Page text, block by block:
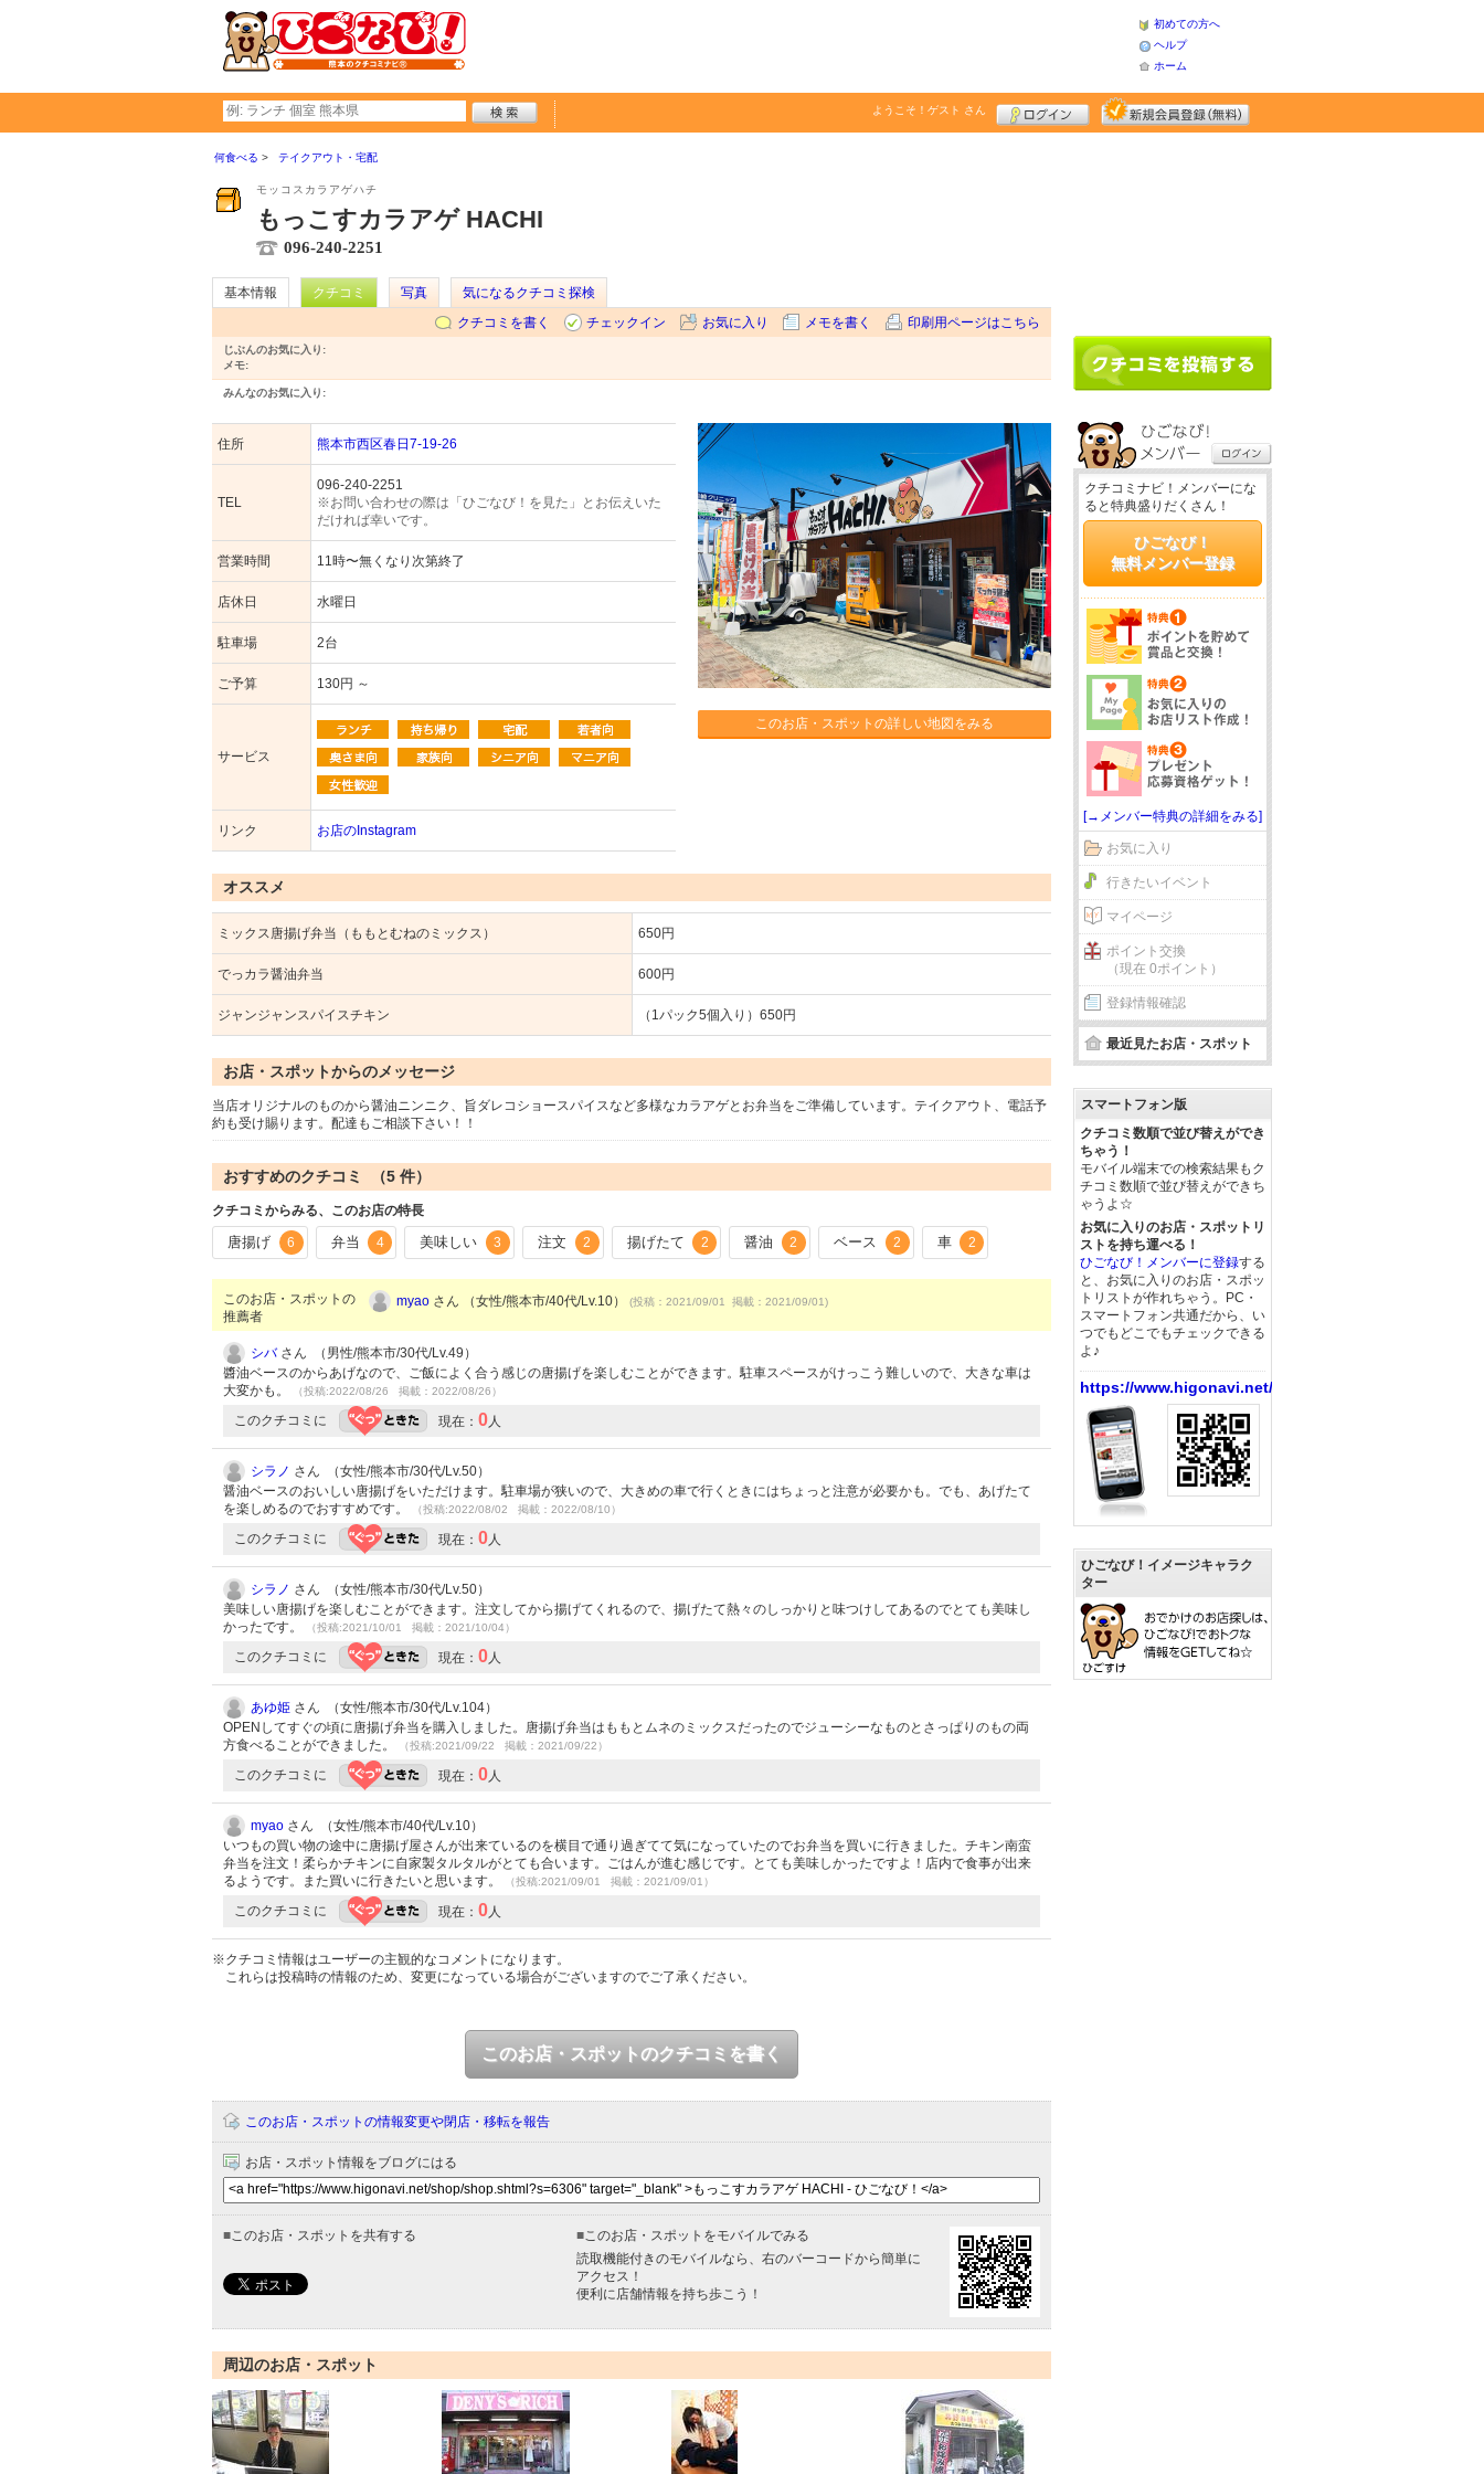
初めての方へ
ヘルプ
ホーム
ようこそ！ ゲスト さん
何食べる テイクアウト・宅配
モッコスカラアゲハチ
もっこすカラアゲ HACHI
096-240-2251
基本情報 クチコミ 写真
気になるクチコミ探検
クチコミを書く
チェックイン お気に入り メモを書く 印刷用ページはこちら
じぶんのお気に入り:
メモ:
みんなのお気に入り:
住所 熊本市西区春日7-19-26
TEL
096-240-2251
※お問い合わせの際は「ひごなび！を見た」とお伝えいた
だければ幸いです。
営業時間 11時〜無くなり次第終了
店休日 水曜日
駐車場 2台
ご予算 130円 ～
サービス
リンク お店のInstagram
このお店・スポットの詳しい地図をみる
オススメ
ミックス唐揚げ弁当（ももとむねのミックス） 650円
でっカラ醤油弁当 600円
ジャンジャンスパイスチキン （1パック5個入り）650円
お店・スポットからのメッセージ
当店オリジナルのものから醤油ニンニク、旨ダレコショースパイスなど多様なカラアゲとお弁当をご準備しています。テイクアウト、電話予
約も受け賜ります。配達もご相談下さい！！
おすすめのクチコミ （5 件）
クチコミからみる、このお店の特長
唐揚げ 6 弁当 4 美味しい 3 注文 2 揚げたて 2 醤油 2 ベース 2 車 2
このお店・スポットの
推薦者
myao さん （女性/熊本市/40代/Lv.10） (投稿：2021/09/01 掲載：2021/09/01)
シバさん （男性/熊本市/30代/Lv.49）
醬油ベースのからあげなので、ご飯によく合う感じの唐揚げを楽しむことができます。駐車スペースがけっこう難しいので、大きな車は
大変かも。
（投稿:2022/08/26 掲載：2022/08/26）
このクチコミに 現在： 0 人
シラノ さん （女性/熊本市/30代/Lv.50）
醤油ベースのおいしい唐揚げをいただけます。駐車場が狭いので、大きめの車で行くときにはちょっと注意が必要かも。でも、あげたて
を楽しめるのでおすすめです。
（投稿:2022/08/02 掲載：2022/08/10）
このクチコミに 現在： 0 人
シラノ さん （女性/熊本市/30代/Lv.50）
美味しい唐揚げを楽しむことができます。注文してから揚げてくれるので、揚げたて熱々のしっかりと味つけしてあるのでとても美味し
かったです。
（投稿:2021/10/01 掲載：2021/10/04）
このクチコミに 現在： 0 人
あゆ姫 さん （女性/熊本市/30代/Lv.104）
OPENしてすぐの頃に唐揚げ弁当を購入しました。唐揚げ弁当はももとムネのミックスだったのでジューシーなものとさっぱりのもの両
方食べることができました。
（投稿:2021/09/22 掲載：2021/09/22）
このクチコミに 現在： 0 人
myao さん （女性/熊本市/40代/Lv.10）
いつもの買い物の途中に唐揚げ屋さんが出来ているのを横目で通り過ぎてて気になっていたのでお弁当を買いに行きました。チキン南蛮
弁当を注文！柔らかチキンに自家製タルタルがとても合います。ごはんが進む感じです。とても美味しかったですよ！店内で食事が出来
るようです。また買いに行きたいと思います。
（投稿:2021/09/01 掲載：2021/09/01）
このクチコミに 現在： 0 人
※クチコミ情報はユーザーの主観的なコメントになります。
これらは投稿時の情報のため、変更になっている場合がございますのでご了承ください。
このお店・スポットのクチコミを書く
このお店・スポットの情報変更や閉店・移転を報告
お店・スポット情報をブログにはる
■ このお店・スポットを共有する ■ このお店・スポットをモバイルでみる
読取機能付きのモバイルなら、右のバーコードから簡単に
アクセス！
便利に店舗情報を持ち歩こう！
周辺のお店・スポット
クチコミナビ！メンバーにな
ると特典盛りだくさん！
ひごなび！
無料メンバー登録
[→メンバー特典の詳細をみる]
お気に入り
行きたいイベント
マイページ
ポイント交換
（現在 0ポイント）
登録情報確認
最近見たお店・スポット
スマートフォン版
クチコミ数順で並び替えができ
ちゃう！
モバイル端末での検索結果もク
チコミ数順で並び替えができち
ゃうよ☆
お気に入りのお店・スポットリ
ストを持ち運べる！
ひごなび！メンバーに登録する
と、お気に入りのお店・スポッ
トリストが作れちゃう。PC・
スマートフォン共通だから、い
つでもどこでもチェックできる
よ♪
https://www.higonavi.net/
ひごなび！イメージキャラク
ター